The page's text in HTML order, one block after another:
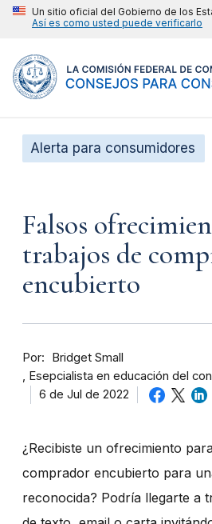
Un sitio oficial del Gobierno de los
Así es como usted puede verificarlo
Alerta para consumidores
Falsos
trabajos de
encubierto
Por
Bridget Small
Esepcialista en educación del
6 de Jul de 2022
¿Recibiste un ofrecimiento
comprador encubierto para
reconocida? Podría llegarte a